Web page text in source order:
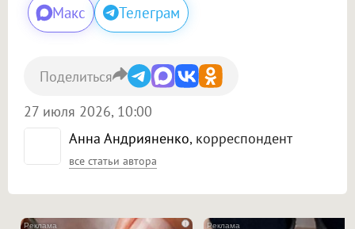
Макс Телеграм
Анна Андрияненко, корреспондент
все статьи автора
27 июля 2026, 10:00
Поделиться
i